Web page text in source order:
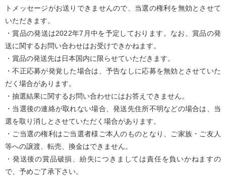
トメッセージがお送りできませんので、当選の権利を無効とさせて
いただきます。
・賞品の発送は2022年7月中を予定しております。なお、賞品の発
送に関するお問い合わせはお受けできかねます。
・賞品の発送先は日本国内に限らせていただきます。
・不正応募が発覚した場合は、予告なしに応募を無効とさせていた
だく場合があります。
・抽選結果に関するお問い合わせにはお答えできません。
・当選後の連絡が取れない場合、発送先住所不明などの場合は、当
選を取り消しとさせていただく場合があります。
・ご当選の権利はご当選者様ご本人のものとなり、ご家族・ご友人
等への譲渡、転売、換金はできません。
・発送後の賞品破損、紛失につきましては責任を負いかねますの
で、予めご了承下さい。